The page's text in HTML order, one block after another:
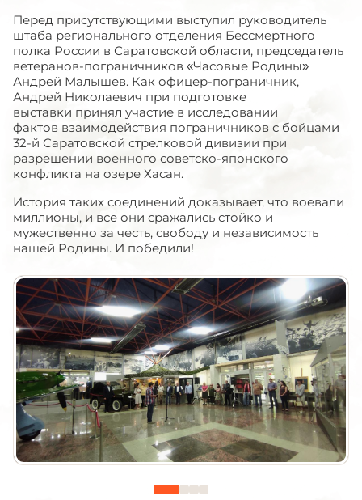
Перед присутствующими выступил руководитель
штаба регионального отделения Бессмертного
полка России в Саратовской области, председатель
ветеранов-пограничников «Часовые Родины»
Андрей Малышев. Как офицер-пограничник,
Андрей Николаевич при подготовке
выставки принял участие в исследовании
фактов взаимодействия пограничников с бойцами
32-й Саратовской стрелковой дивизии при
разрешении военного советско-японского
конфликта на озере Хасан.
История таких соединений доказывает, что воевали
миллионы, и все они сражались стойко и
мужественно за честь, свободу и независимость
нашей Родины. И победили!